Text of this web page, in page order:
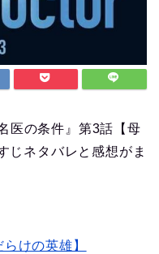
医の条件』第3話【母
じネタバレと感想がま
けの英雄】